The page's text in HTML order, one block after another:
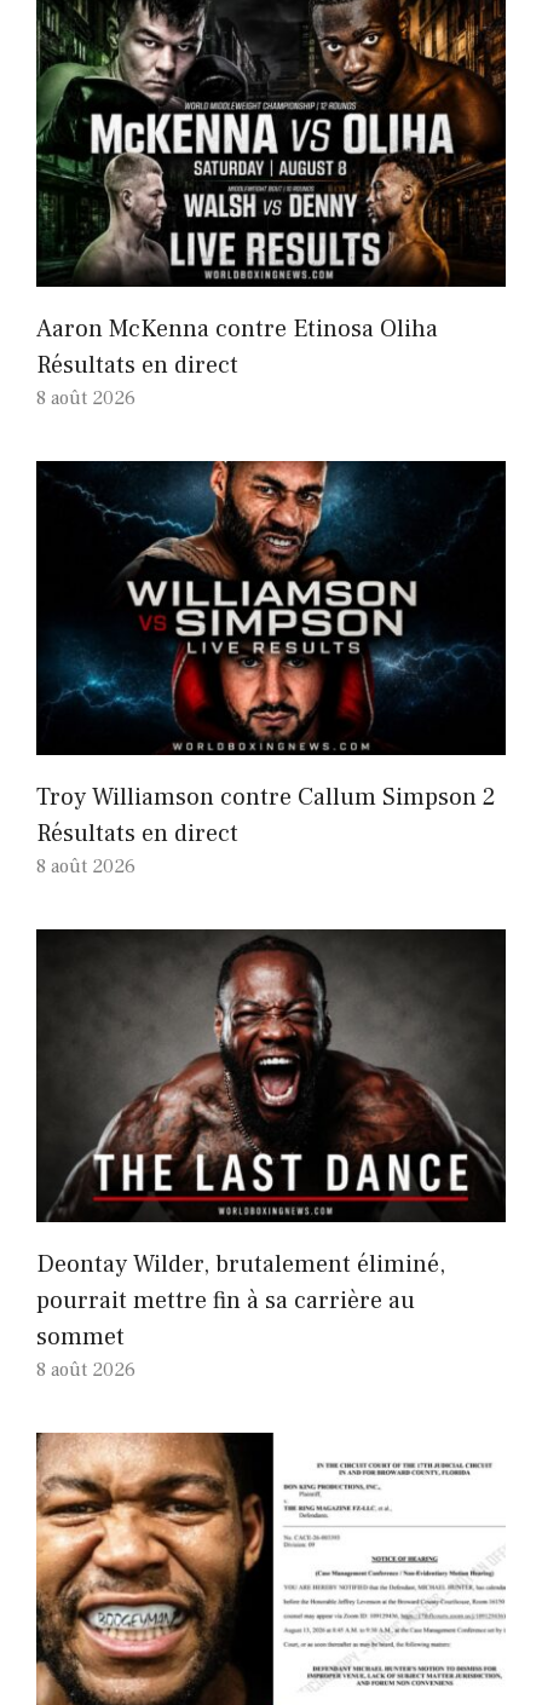
Aaron McKenna contre Etinosa Oliha
Résultats en direct
8 août 2026
Troy Williamson contre Callum Simpson 2
Résultats en direct
8 août 2026
Deontay Wilder, brutalement éliminé,
pourrait mettre fin à sa carrière au
sommet
8 août 2026